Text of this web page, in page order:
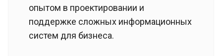
опытом в проектировании и
поддержке сложных информационных
систем для бизнеса.